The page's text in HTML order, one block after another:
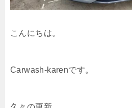
こんにちは。
Carwash-karenです。